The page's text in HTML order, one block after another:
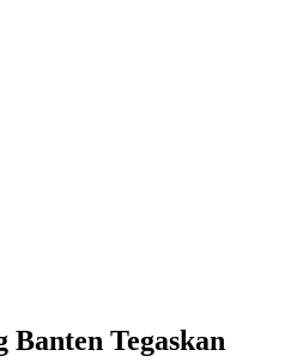
Tegaskan